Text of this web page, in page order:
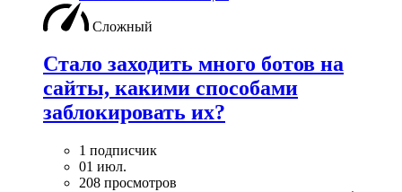
Сложный
Стало заходить много ботов на
сайты, какими способами
заблокировать их?
1 подписчик
01 июл.
208 просмотров